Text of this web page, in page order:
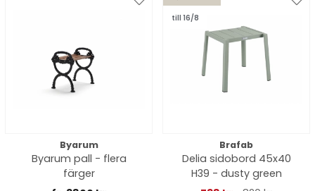
Byarum
Byarum pall - flera
färger
till 16/8
Brafab
Delia sidobord 45x40
H39 - dusty green